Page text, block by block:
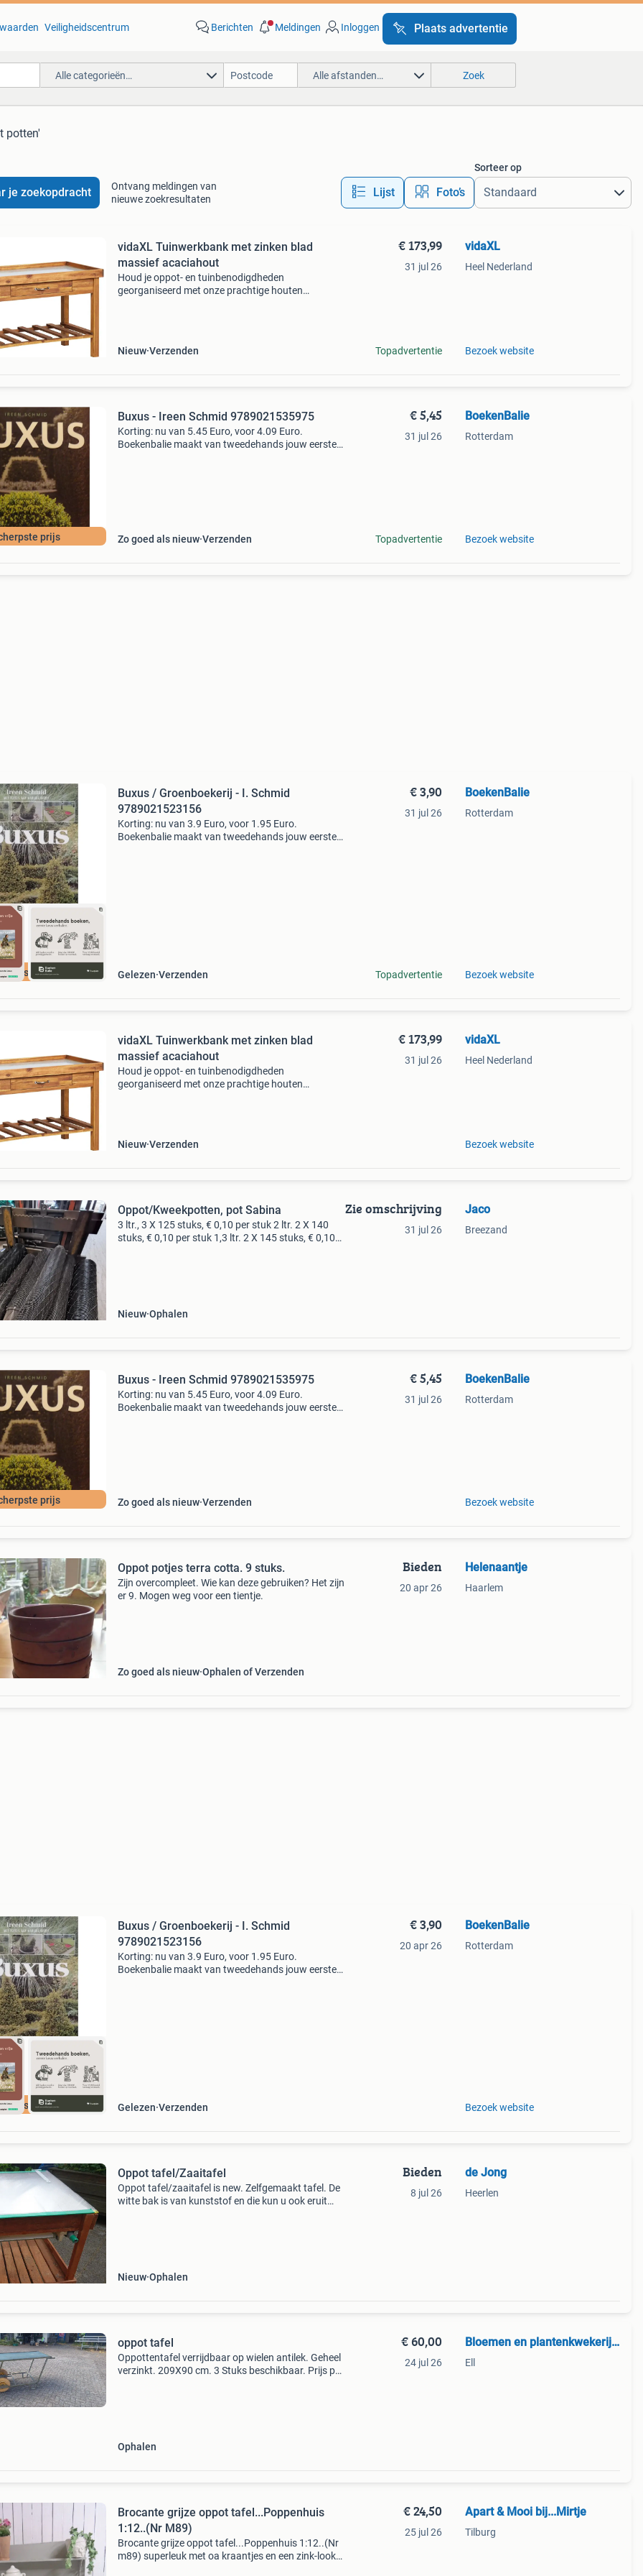
Veiligheidscentrum Berichten Meldingen Inloggen Plaats advertentie
Alle categorieën… Alle afstanden… Zoek
potten'
je zoekopdracht
Ontvang meldingen van
nieuwe zoekresultaten
Lijst Foto’s
Sorteer op
vidaXL Tuinwerkbank met zinken blad
massief acaciahout
Houd je oppot- en tuinbenodigdheden
georganiseerd met onze prachtige houten
Nieuw Verzenden
€ 173,99
31 jul 26
Topadvertentie
vidaXL
Heel Nederland
Bezoek website
prijs
Buxus - Ireen Schmid 9789021535975
Korting: nu van 5.45 Euro, voor 4.09 Euro.
Boekenbalie maakt van tweedehands jouw eerste
Zo goed als nieuw Verzenden
€ 5,45
31 jul 26
Topadvertentie
BoekenBalie
Rotterdam
Bezoek website
prijs
Buxus / Groenboekerij - I. Schmid
9789021523156
Korting: nu van 3.9 Euro, voor 1.95 Euro.
Boekenbalie maakt van tweedehands jouw eerste
Gelezen Verzenden
€ 3,90
31 jul 26
Topadvertentie
BoekenBalie
Rotterdam
Bezoek website
vidaXL Tuinwerkbank met zinken blad
massief acaciahout
Houd je oppot- en tuinbenodigdheden
georganiseerd met onze prachtige houten
Nieuw Verzenden
€ 173,99
31 jul 26
vidaXL
Heel Nederland
Bezoek website
Oppot/Kweekpotten, pot Sabina
3 ltr., 3 X 125 stuks, € 0,10 per stuk 2 ltr. 2 X 140
stuks, € 0,10 per stuk 1,3 ltr. 2 X 145 stuks, € 0,10
Nieuw Ophalen
Zie omschrijving
31 jul 26
Jaco
Breezand
prijs
Buxus - Ireen Schmid 9789021535975
Korting: nu van 5.45 Euro, voor 4.09 Euro.
Boekenbalie maakt van tweedehands jouw eerste
Zo goed als nieuw Verzenden
€ 5,45
31 jul 26
BoekenBalie
Rotterdam
Bezoek website
Oppot potjes terra cotta. 9 stuks.
Zijn overcompleet. Wie kan deze gebruiken? Het zijn
er 9. Mogen weg voor een tientje.
Zo goed als nieuw Ophalen of Verzenden
Bieden
20 apr 26
Helenaantje
Haarlem
prijs
Buxus / Groenboekerij - I. Schmid
9789021523156
Korting: nu van 3.9 Euro, voor 1.95 Euro.
Boekenbalie maakt van tweedehands jouw eerste
Gelezen Verzenden
€ 3,90
20 apr 26
BoekenBalie
Rotterdam
Bezoek website
Oppot tafel/Zaaitafel
Oppot tafel/zaaitafel is new. Zelfgemaakt tafel. De
witte bak is van kunststof en die kun u ook eruit
Nieuw Ophalen
Bieden
8 jul 26
de Jong
Heerlen
oppot tafel
Oppottentafel verrijdbaar op wielen antilek. Geheel
verzinkt. 209X90 cm. 3 Stuks beschikbaar. Prijs per
Ophalen
€ 60,00
24 jul 26
Bloemen en plantenkwekerij Ell
Ell
Brocante grijze oppot tafel...Poppenhuis
1:12..(Nr M89)
Brocante grijze oppot tafel...Poppenhuis 1:12..(Nr
m89) superleuk met oa kraantjes en een zink-look
€ 24,50
25 jul 26
Apart & Mooi bij...Mirtje
Tilburg